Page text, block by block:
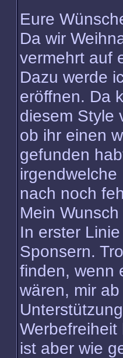
Eure
Da wir
vermehrt auf
Dazu werde
eröffnen. Da
diesem Style
ob ihr einen
gefunden
nach noch
Mein Wunsch
In erster
Sponsern.
finden, wenn
wären, mir
ist aber wie